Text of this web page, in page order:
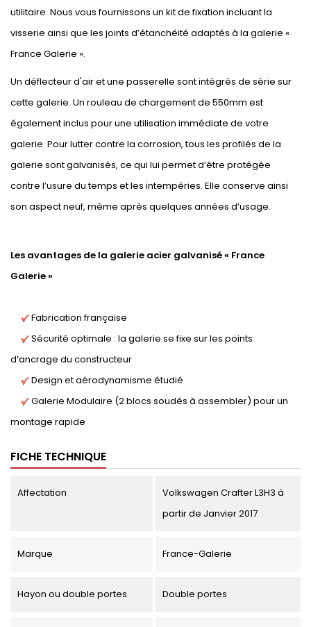
utilitaire. Nous vous fournissons un kit de fixation incluant la
visserie ainsi que les joints d’étanchéité adaptés à la galerie «
France Galerie ».
Un déflecteur d'air et une passerelle sont intégrés de série sur
cette galerie. Un rouleau de chargement de 550mm est
également inclus pour une utilisation immédiate de votre
galerie. Pour lutter contre la corrosion, tous les profilés de la
galerie sont galvanisés, ce qui lui permet d’être protégée
contre l’usure du temps et les intempéries. Elle conserve ainsi
son aspect neuf, même après quelques années d’usage.
Les avantages de la galerie acier galvanisé « France
Galerie »
Fabrication française
Sécurité optimale : la galerie se fixe sur les points
d’ancrage du constructeur
Design et aérodynamisme étudié
Galerie Modulaire (2 blocs soudés à assembler) pour un
montage rapide
FICHE TECHNIQUE
Affectation
Volkswagen Crafter L3H3 à
partir de Janvier 2017
Marque France-Galerie
Hayon ou double portes Double portes